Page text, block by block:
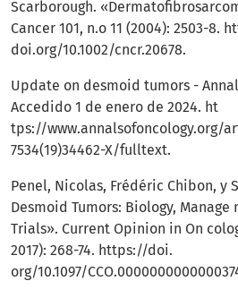
Scarborough.
Cancer 101, n.o 11 (2004): 2503-8.
doi.org/10.1002/cncr.20678.
Update on desmoid tumors -
Accedido 1 de enero de 2024. ht
tps://www.annalsofoncology.org/
7534(19)34462-X/fulltext.
Penel, Nicolas, Frédéric Chibon, y
Desmoid Tumors: Biology, Manage
Trials». Current Opinion in On
2017): 268-74. https://doi.
org/10.1097/